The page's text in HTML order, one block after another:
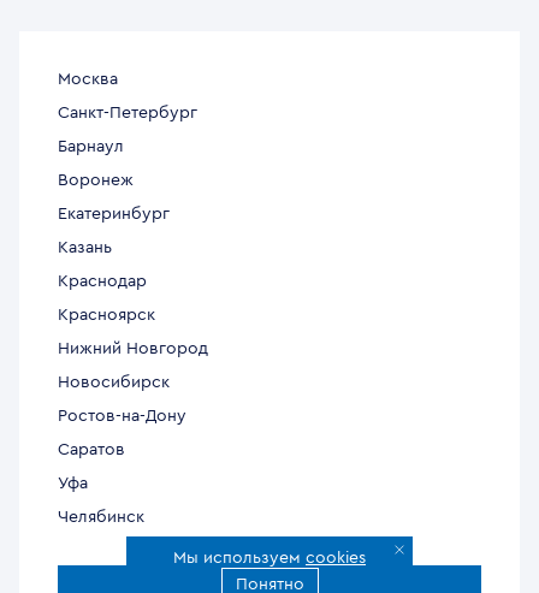
Москва
Санкт-Петербург
Барнаул
Воронеж
Екатеринбург
Казань
Краснодар
Красноярск
Нижний Новгород
Новосибирск
Ростов-на-Дону
Саратов
Уфа
Челябинск
Мы используем cookies
Понятно